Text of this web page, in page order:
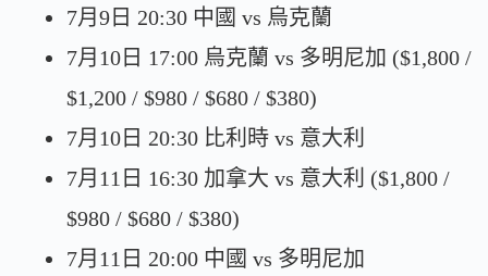
7月9日 20:30 中國 vs 烏克蘭
7月10日 17:00 烏克蘭 vs 多明尼加 ($1,800 /
$1,200 / $980 / $680 / $380)
7月10日 20:30 比利時 vs 意大利
7月11日 16:30 加拿大 vs 意大利 ($1,800 /
$980 / $680 / $380)
7月11日 20:00 中國 vs 多明尼加